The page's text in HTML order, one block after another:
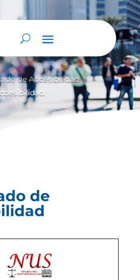
de Accesibilidad 9
de